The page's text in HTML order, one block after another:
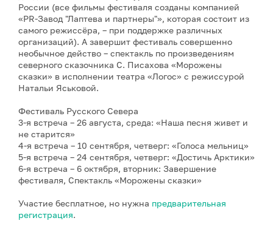
России (все фильмы фестиваля созданы компанией
«PR-Завод "Лаптева и партнеры"», которая состоит из
самого режиссёра, – при поддержке различных
организаций). А завершит фестиваль совершенно
необычное действо – спектакль по произведениям
северного сказочника С. Писахова «Морожены
сказки» в исполнении театра «Логос» с режиссурой
Натальи Яськовой.
Фестиваль Русского Севера
3-я встреча – 26 августа, среда: «Наша песня живет и
не старится»
4-я встреча – 10 сентября, четверг: «Голоса мельниц»
5-я встреча – 24 сентября, четверг: «Достичь Арктики»
6-я встреча – 6 октября, вторник: Завершение
фестиваля, Спектакль «Морожены сказки»
Участие бесплатное, но нужна предварительная
регистрация.